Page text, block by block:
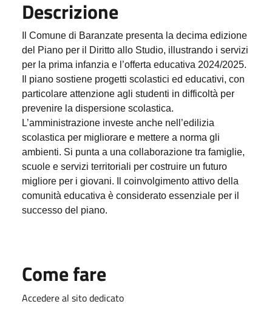
Descrizione
Il Comune di Baranzate presenta la decima edizione
del Piano per il Diritto allo Studio, illustrando i servizi
per la prima infanzia e l’offerta educativa 2024/2025.
Il piano sostiene progetti scolastici ed educativi, con
particolare attenzione agli studenti in difficoltà per
prevenire la dispersione scolastica.
L’amministrazione investe anche nell’edilizia
scolastica per migliorare e mettere a norma gli
ambienti. Si punta a una collaborazione tra famiglie,
scuole e servizi territoriali per costruire un futuro
migliore per i giovani. Il coinvolgimento attivo della
comunità educativa è considerato essenziale per il
successo del piano.
Come fare
Accedere al sito dedicato